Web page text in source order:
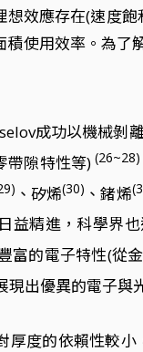
效應存在(速度
使用效率。為
成功以機械剝
帶隙特性等)(26~28)
、矽烯(30) 、鍺烯
益精進，科學界
富的電子特性(從
出優異的電子
度的依賴性較